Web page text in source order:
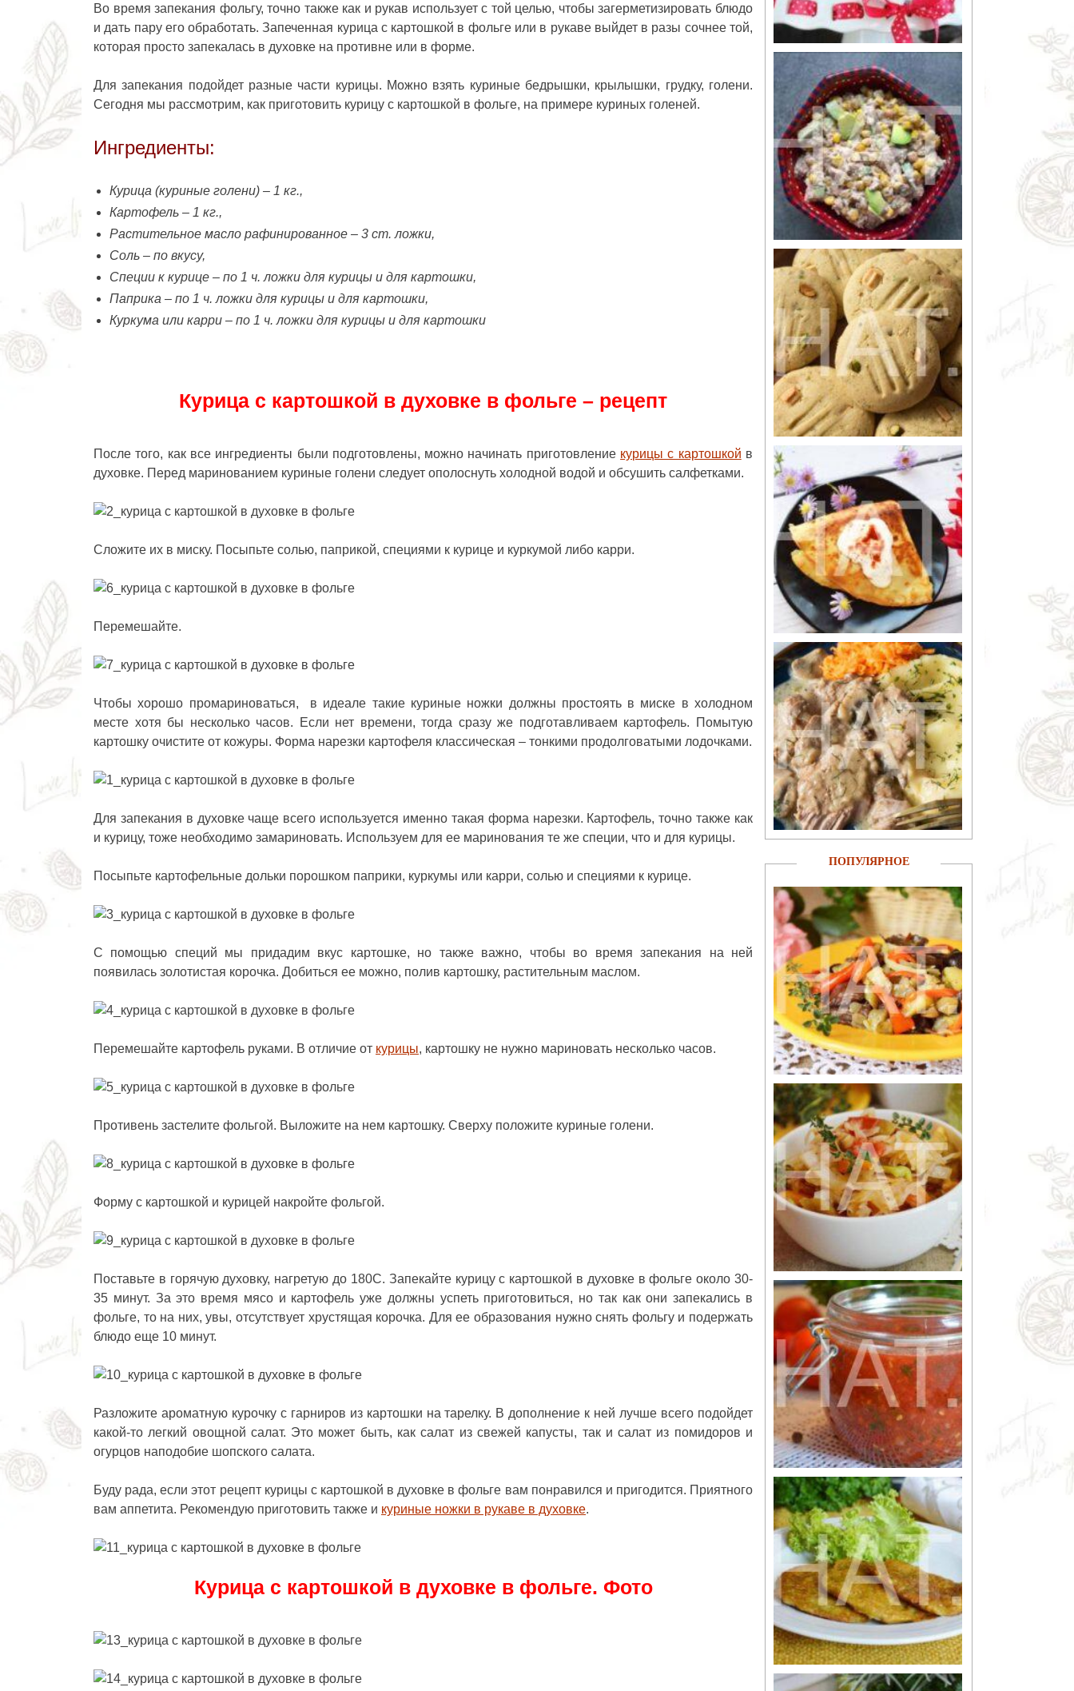
Во время запекания фольгу, точно также как и рукав использует с той целью, чтобы загерметизировать блюдо
и дать пару его обработать. Запеченная курица с картошкой в фольге или в рукаве выйдет в разы сочнее той,
которая просто запекалась в духовке на противне или в форме.
Для запекания подойдет разные части курицы. Можно взять куриные бедрышки, крылышки, грудку, голени.
Сегодня мы рассмотрим, как приготовить курицу с картошкой в фольге, на примере куриных голеней.
Ингредиенты:
Курица (куриные голени) – 1 кг.,
Картофель – 1 кг.,
Растительное масло рафинированное – 3 ст. ложки,
Соль – по вкусу,
Специи к курице – по 1 ч. ложки для курицы и для картошки,
Паприка – по 1 ч. ложки для курицы и для картошки,
Куркума или карри – по 1 ч. ложки для курицы и для картошки
Курица с картошкой в духовке в фольге – рецепт
После того, как все ингредиенты были подготовлены, можно начинать приготовление курицы с картошкой в
духовке. Перед маринованием куриные голени следует ополоснуть холодной водой и обсушить салфетками.
Сложите их в миску. Посыпьте солью, паприкой, специями к курице и куркумой либо карри.
Перемешайте.
Чтобы хорошо промариноваться, в идеале такие куриные ножки должны простоять в миске в холодном
месте хотя бы несколько часов. Если нет времени, тогда сразу же подготавливаем картофель. Помытую
картошку очистите от кожуры. Форма нарезки картофеля классическая – тонкими продолговатыми лодочками.
Для запекания в духовке чаще всего используется именно такая форма нарезки. Картофель, точно также как
и курицу, тоже необходимо замариновать. Используем для ее маринования те же специи, что и для курицы.
Посыпьте картофельные дольки порошком паприки, куркумы или карри, солью и специями к курице.
С помощью специй мы придадим вкус картошке, но также важно, чтобы во время запекания на ней
появилась золотистая корочка. Добиться ее можно, полив картошку, растительным маслом.
Перемешайте картофель руками. В отличие от курицы, картошку не нужно мариновать несколько часов.
Противень застелите фольгой. Выложите на нем картошку. Сверху положите куриные голени.
Форму с картошкой и курицей накройте фольгой.
Поставьте в горячую духовку, нагретую до 180С. Запекайте курицу с картошкой в духовке в фольге около 30-
35 минут. За это время мясо и картофель уже должны успеть приготовиться, но так как они запекались в
фольге, то на них, увы, отсутствует хрустящая корочка. Для ее образования нужно снять фольгу и подержать
блюдо еще 10 минут.
Разложите ароматную курочку с гарниров из картошки на тарелку. В дополнение к ней лучше всего подойдет
какой-то легкий овощной салат. Это может быть, как салат из свежей капусты, так и салат из помидоров и
огурцов наподобие шопского салата.
Буду рада, если этот рецепт курицы с картошкой в духовке в фольге вам понравился и пригодится. Приятного
вам аппетита. Рекомендую приготовить также и куриные ножки в рукаве в духовке.
Курица с картошкой в духовке в фольге. Фото
ПОПУЛЯРНОЕ